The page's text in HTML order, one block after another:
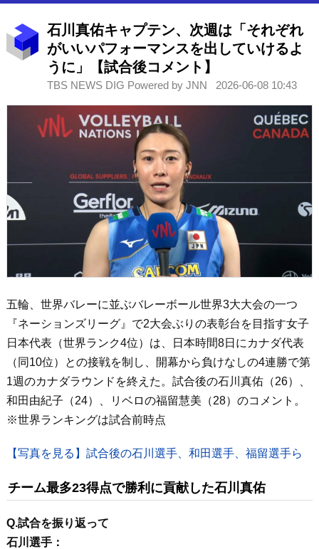
石川真佑キャプテン、次週は「それぞれ
がいいパフォーマンスを出していけるよ
うに」【試合後コメント】
TBS NEWS DIG Powered by JNN 2026-06-08 10:43
五輪、世界バレーに並ぶバレーボール世界3大大会の一つ
『ネーションズリーグ』で2大会ぶりの表彰台を目指す女子
日本代表（世界ランク4位）は、日本時間8日にカナダ代表
（同10位）との接戦を制し、開幕から負けなしの4連勝で第
1週のカナダラウンドを終えた。試合後の石川真佑（26）、
和田由紀子（24）、リベロの福留慧美（28）のコメント。
※世界ランキングは試合前時点
【写真を見る】試合後の石川選手、和田選手、福留選手ら
チーム最多23得点で勝利に貢献した石川真佑
Q.試合を振り返って
石川選手：